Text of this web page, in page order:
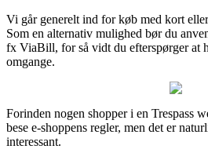
Vi går generelt ind for køb med kort
Som en alternativ mulighed bør du
fx ViaBill, for så vidt du efterspørger at
omgange.
Forinden nogen shopper i en Trespass
bese e-shoppens regler, men det er
interessant.